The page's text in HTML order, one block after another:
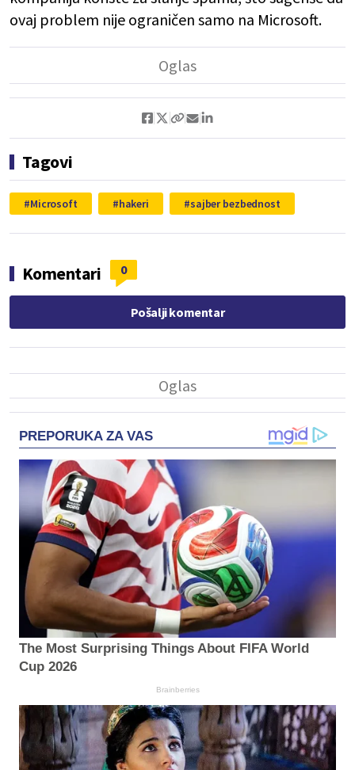
ovaj problem nije ograničen samo na Microsoft.
Tagovi
Microsoft hakeri sajber bezbednost
Komentari 0
Pošalji komentar
PREPORUKA ZA VAS
The Most Surprising Things About FIFA World
Cup 2026
Brainberries